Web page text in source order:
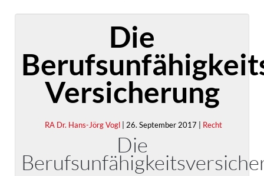
Die
Versicherung
RA Dr. Hans-Jörg Vogl | 26. September 2017 | Recht
Die